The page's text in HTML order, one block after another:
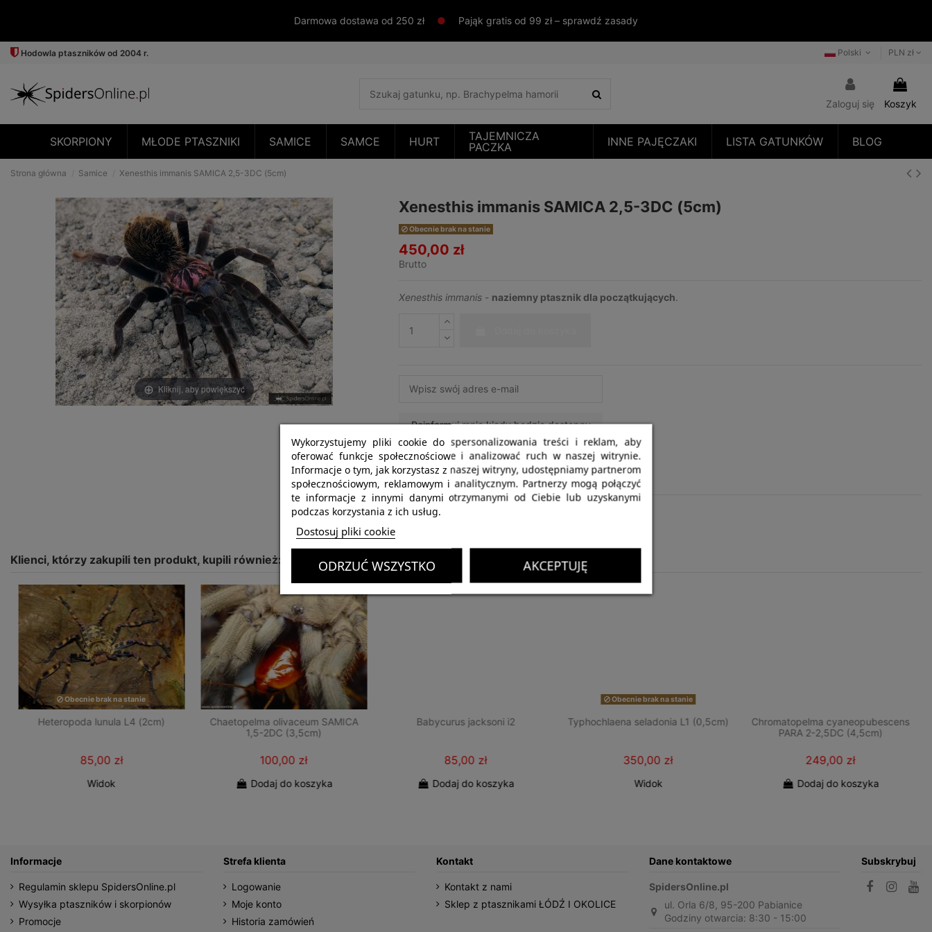
Darmowa dostawa od 250 zł ● Pająk gratis od 99 zł – sprawdź zasady
Hodowla ptaszników od 2004 r. Polski PLN zł
Zaloguj się Koszyk
SKORPIONY MŁODE PTASZNIKI SAMICE SAMCE HURT
TAJEMNICZA
PACZKA
INNE PAJĘCZAKI LISTA GATUNKÓW BLOG
Strona główna Samice Xenesthis immanis SAMICA 2,5-3DC (5cm)
Kliknij, aby powiększyć
Xenesthis immanis SAMICA 2,5-3DC (5cm)
Obecnie brak na stanie
450,00 zł
Brutto
Xenesthis immanis - naziemny ptasznik dla początkujących.
Najważniejsze informacje:
Klienci, którzy zakupili ten produkt, kupili również:
Obecnie brak na stanie
Heteropoda lunula L4 (2cm)
85,00 zł
Widok
Chaetopelma olivaceum SAMICA
1,5-2DC (3,5cm)
100,00 zł
Dodaj do koszyka
Babycurus jacksoni i2
85,00 zł
Dodaj do koszyka
Obecnie brak na stanie
Typhochlaena seladonia L1 (0,5cm)
350,00 zł
Widok
Chromatopelma cyaneopubescens
PARA 2-2,5DC (4,5cm)
249,00 zł
Dodaj do koszyka
Informacje
Regulamin sklepu SpidersOnline.pl
Wysyłka ptaszników i skorpionów
Promocje
Strefa klienta
Logowanie
Moje konto
Historia zamówień
Kontakt
Kontakt z nami
Sklep z ptasznikami ŁÓDŹ I OKOLICE
Dane kontaktowe
SpidersOnline.pl
ul. Orla 6/8, 95-200 Pabianice
Godziny otwarcia: 8:30 - 15:00
Wykorzystujemy pliki cookie do spersonalizowania treści i reklam, aby
oferować funkcje społecznościowe i analizować ruch w naszej witrynie.
Informacje o tym, jak korzystasz z naszej witryny, udostępniamy partnerom
społecznościowym, reklamowym i analitycznym. Partnerzy mogą połączyć
te informacje z innymi danymi otrzymanymi od Ciebie lub uzyskanymi
podczas korzystania z ich usług.
Dostosuj pliki cookie
ODRZUĆ WSZYSTKO AKCEPTUJĘ
Subskrybuj